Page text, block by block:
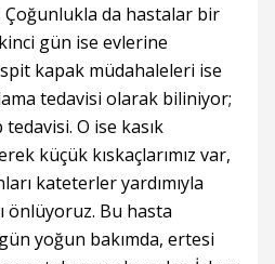
da hastalar bir
gün ise evlerine
kapak müdahaleleri ise
tedavisi olarak biliniyor;
O ise kasık
küçük kıskaçlarımız var,
kateterler yardımıyla
önlüyoruz. Bu hasta
yoğun bakımda, ertesi